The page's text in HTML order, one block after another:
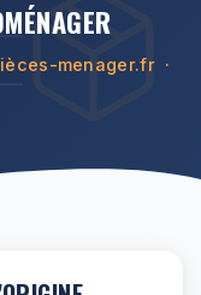
menager.fr ·